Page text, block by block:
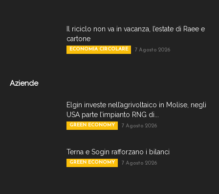
Il riciclo non va in vacanza, l’estate di Raee e
cartone
ECONOMIA CIRCOLARE 7 Agosto 2026
Aziende
Elgin investe nell’agrivoltaico in Molise, negli
USA parte l’impianto RNG di...
GREEN ECONOMY 7 Agosto 2026
Terna e Sogin rafforzano i bilanci
GREEN ECONOMY 7 Agosto 2026